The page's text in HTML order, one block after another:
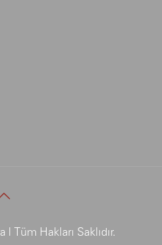
Tüm Hakları Saklıdır.